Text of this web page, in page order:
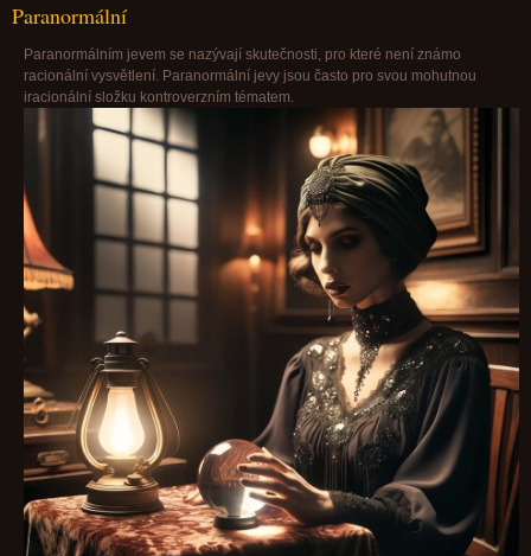
Paranormální
Paranormálním jevem se nazývají skutečnosti, pro které není známo
racionální vysvětlení. Paranormální jevy jsou často pro svou mohutnou
iracionální složku kontroverzním tématem.